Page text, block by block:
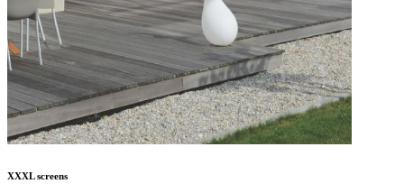
XXXL screens